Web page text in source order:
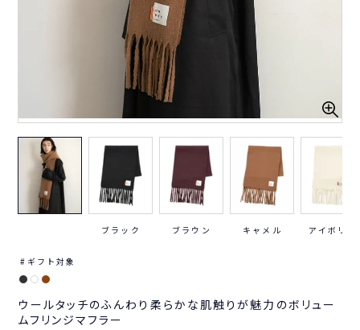
ブラック ブラウン キャメル アイボリー
ギフト対象
ウールタッチのふんわり柔らかな肌触りが魅力のボリュー
ムフリンジマフラー